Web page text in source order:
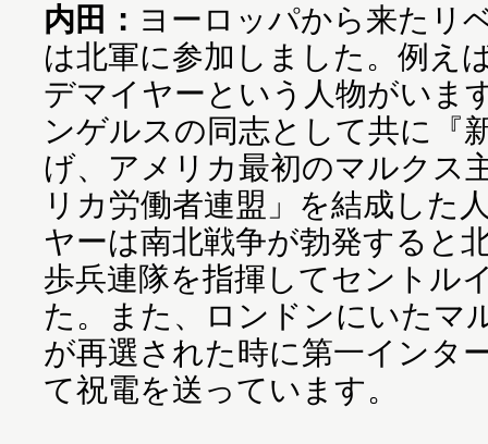
内田： ヨーロッパから来たリ
は北軍に参加しました。例え
デマイヤーという人物がいま
ンゲルスの同志として共に『
げ、アメリカ最初のマルクス
リカ労働者連盟」を結成した
ヤーは南北戦争が勃発すると
歩兵連隊を指揮してセントル
た。また、ロンドンにいたマ
が再選された時に第一インタ
て祝電を送っています。